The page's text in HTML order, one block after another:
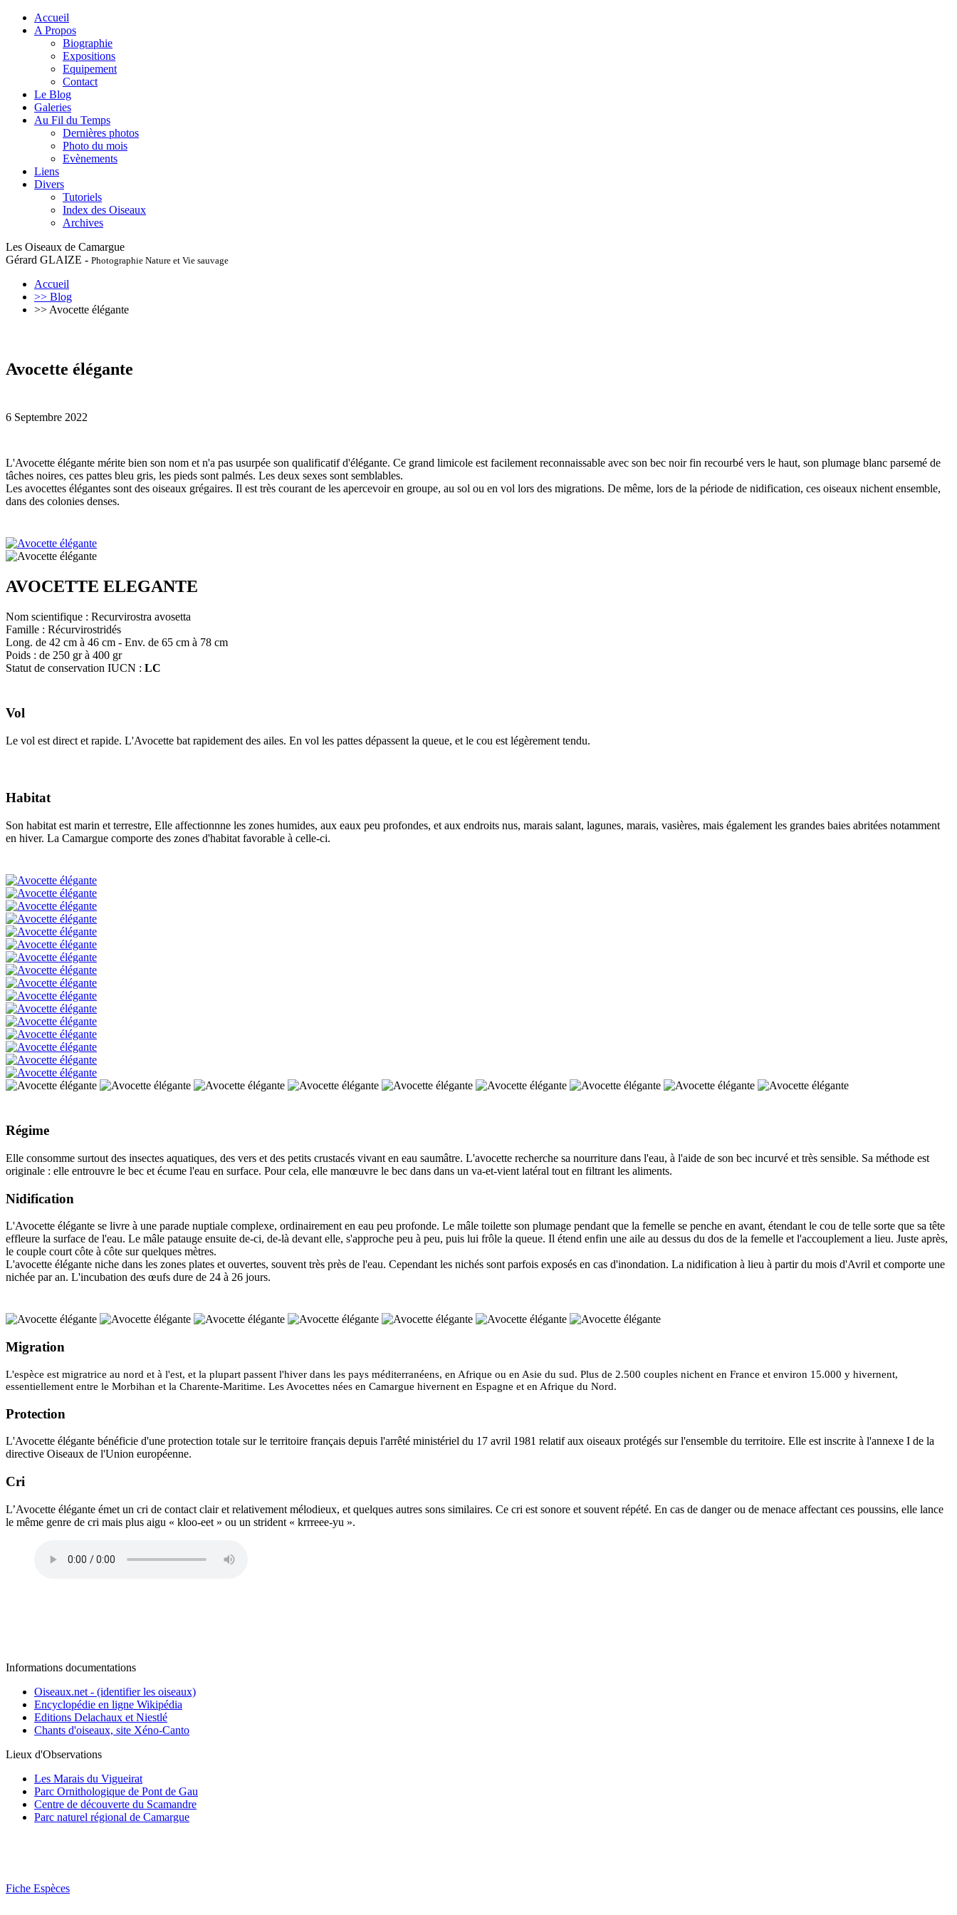
Accueil
A Propos
Biographie
Expositions
Equipement
Contact
Le Blog
Galeries
Au Fil du Temps
Dernières photos
Photo du mois
Evènements
Liens
Divers
Tutoriels
Index des Oiseaux
Archives
Les Oiseaux de Camargue
Gérard GLAIZE - Photographie Nature et Vie sauvage
Accueil
>> Blog
>> Avocette élégante
Avocette élégante
6 Septembre 2022
L'Avocette élégante mérite bien son nom et n'a pas usurpée son qualificatif d'élégante. Ce grand limicole est facilement reconnaissable avec son bec noir fin recourbé vers le haut, son plumage blanc parsemé de
tâches noires, ces pattes bleu gris, les pieds sont palmés. Les deux sexes sont semblables.
Les avocettes élégantes sont des oiseaux grégaires. Il est très courant de les apercevoir en groupe, au sol ou en vol lors des migrations. De même, lors de la période de nidification, ces oiseaux nichent ensemble,
dans des colonies denses.
AVOCETTE ELEGANTE
Nom scientifique : Recurvirostra avosetta
Famille : Récurvirostridés
Long. de 42 cm à 46 cm - Env. de 65 cm à 78 cm
Poids : de 250 gr à 400 gr
Statut de conservation IUCN : LC
Vol
Le vol est direct et rapide. L'Avocette bat rapidement des ailes. En vol les pattes dépassent la queue, et le cou est légèrement tendu.
Habitat
Son habitat est marin et terrestre, Elle affectionnne les zones humides, aux eaux peu profondes, et aux endroits nus, marais salant, lagunes, marais, vasières, mais également les grandes baies abritées notamment
en hiver. La Camargue comporte des zones d'habitat favorable à celle-ci.
Régime
Elle consomme surtout des insectes aquatiques, des vers et des petits crustacés vivant en eau saumâtre. L'avocette recherche sa nourriture dans l'eau, à l'aide de son bec incurvé et très sensible. Sa méthode est
originale : elle entrouvre le bec et écume l'eau en surface. Pour cela, elle manœuvre le bec dans dans un va-et-vient latéral tout en filtrant les aliments.
Nidification
L'Avocette élégante se livre à une parade nuptiale complexe, ordinairement en eau peu profonde. Le mâle toilette son plumage pendant que la femelle se penche en avant, étendant le cou de telle sorte que sa tête
effleure la surface de l'eau. Le mâle patauge ensuite de-ci, de-là devant elle, s'approche peu à peu, puis lui frôle la queue. Il étend enfin une aile au dessus du dos de la femelle et l'accouplement a lieu. Juste après,
le couple court côte à côte sur quelques mètres.
L'avocette élégante niche dans les zones plates et ouvertes, souvent très près de l'eau. Cependant les nichés sont parfois exposés en cas d'inondation. La nidification à lieu à partir du mois d'Avril et comporte une
nichée par an. L'incubation des œufs dure de 24 à 26 jours.
Migration
L'espèce est migratrice au nord et à l'est, et la plupart passent l'hiver dans les pays méditerranéens, en Afrique ou en Asie du sud. Plus de 2.500 couples nichent en France et environ 15.000 y hivernent,
essentiellement entre le Morbihan et la Charente-Maritime. Les Avocettes nées en Camargue hivernent en Espagne et en Afrique du Nord.
Protection
L'Avocette élégante bénéficie d'une protection totale sur le territoire français depuis l'arrêté ministériel du 17 avril 1981 relatif aux oiseaux protégés sur l'ensemble du territoire. Elle est inscrite à l'annexe I de la
directive Oiseaux de l'Union européenne.
Cri
L’Avocette élégante émet un cri de contact clair et relativement mélodieux, et quelques autres sons similaires. Ce cri est sonore et souvent répété. En cas de danger ou de menace affectant ces poussins, elle lance
le même genre de cri mais plus aigu « kloo-eet » ou un strident « krrreee-yu ».
Informations documentations
Oiseaux.net - (identifier les oiseaux)
Encyclopédie en ligne Wikipédia
Editions Delachaux et Niestlé
Chants d'oiseaux, site Xéno-Canto
Lieux d'Observations
Les Marais du Vigueirat
Parc Ornithologique de Pont de Gau
Centre de découverte du Scamandre
Parc naturel régional de Camargue
Fiche Espèces